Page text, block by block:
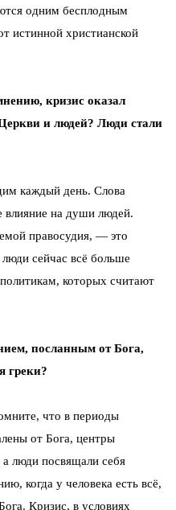
одним бесплодным
истинной христианской
кризис оказал
и людей? Люди стали
каждый день. Слова
влияние на души людей.
правосудия, — это
сейчас всё больше
которых считают
посланным от Бога,
греки?
что в периоды
от Бога, центры
люди посвящали себя
когда у человека есть всё,
Кризис, в условиях